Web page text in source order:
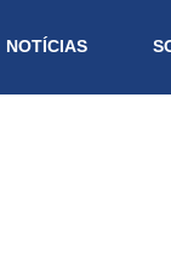
NOTÍCIAS